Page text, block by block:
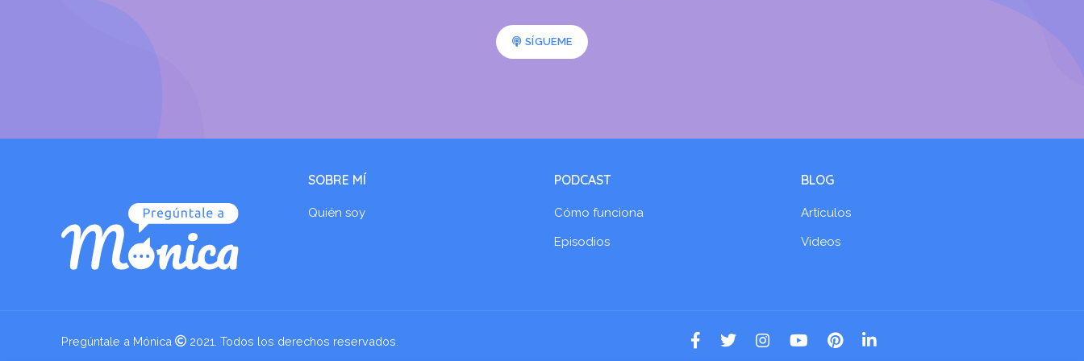
SÍGUEME
SOBRE MÍ
Quién soy
PODCAST
Cómo funciona
Episodios
BLOG
Artículos
Videos
Pregúntale a Mónica 2021. Todos los derechos reservados.